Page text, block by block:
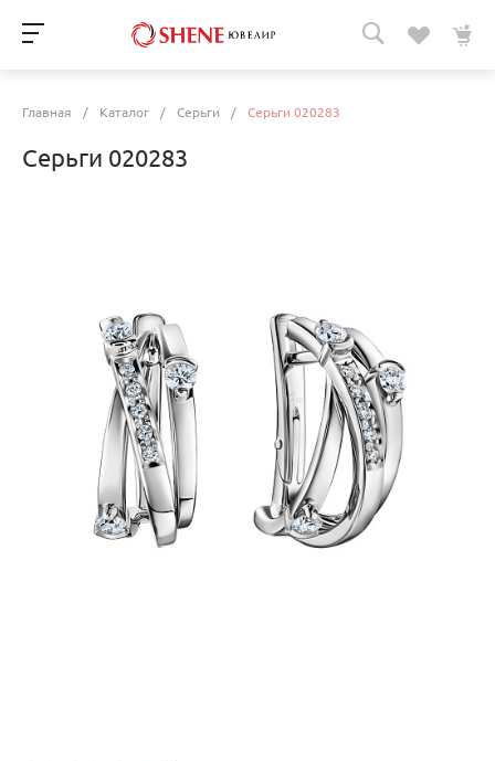
Главная / Каталог / Серьги / Серьги 020283
Серьги 020283